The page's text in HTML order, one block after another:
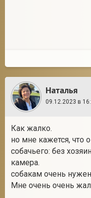
Наталья
09.12.2023 в
Как жалко.
но мне кажется, что
собачьего: без
камера.
собакам очень
Мне очень очень